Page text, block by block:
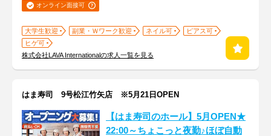
オンライン面接可
大学生歓迎 副業・Ｗワーク歓迎 ネイル可
ピアス可
ヒゲ可
株式会社LAVA Internationalの求人一覧を見る
はま寿司 9号松江竹矢店 ※5月21日OPEN
【はま寿司のホール】5月OPEN★
22:00～ちょこっと夜勤♪ほぼ自動